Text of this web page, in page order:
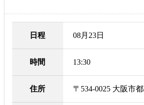
日程 08月23日
時間 13:30
住所 〒534-0025 大阪市